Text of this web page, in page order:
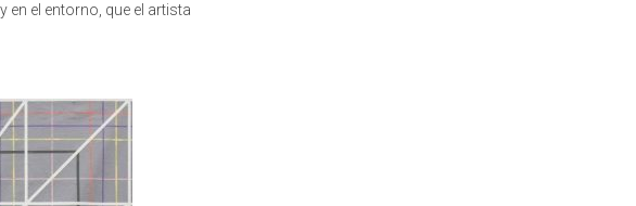
el entorno, que el artista